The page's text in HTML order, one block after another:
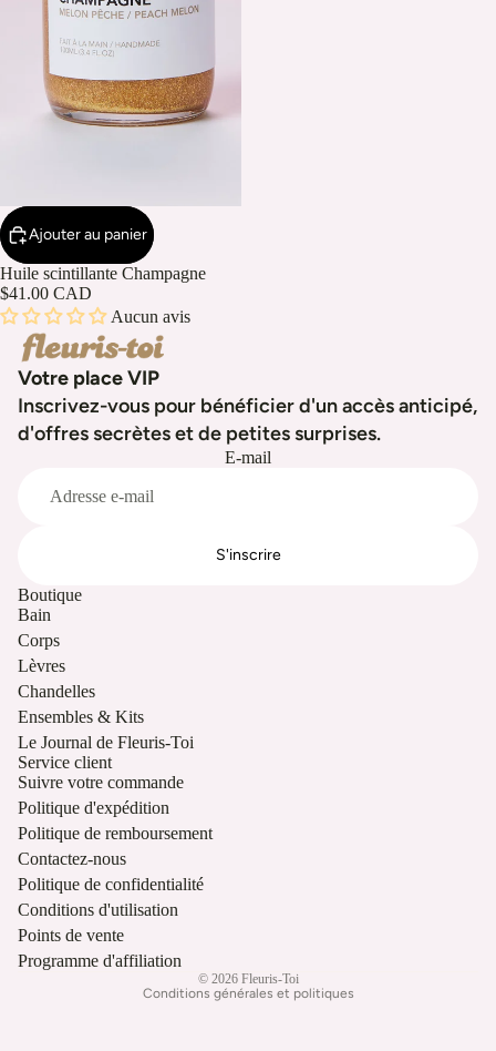
Ajouter au panier
Huile scintillante Champagne
$41.00 CAD
Aucun avis
Votre place VIP
Inscrivez-vous pour bénéficier d'un accès anticipé,
d'offres secrètes et de petites surprises.
E-mail
S'inscrire
Boutique
Bain
Corps
Lèvres
Chandelles
Ensembles & Kits
Le Journal de Fleuris-Toi
Service client
Suivre votre commande
Politique d'expédition
Politique de remboursement
Contactez-nous
Politique de confidentialité
Conditions d'utilisation
Points de vente
Programme d'affiliation
© 2026 Fleuris-Toi
Conditions générales et politiques
Politique de remboursement
Politique de confidentialité
Conditions d’utilisation
Coordonnées